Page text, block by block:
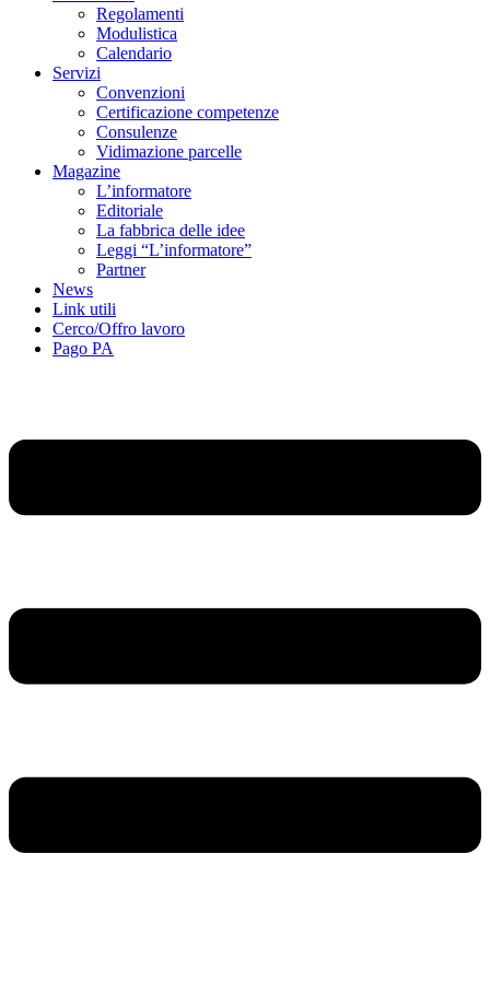
Regolamenti
Modulistica
Calendario
Servizi
Convenzioni
Certificazione competenze
Consulenze
Vidimazione parcelle
Magazine
L’informatore
Editoriale
La fabbrica delle idee
Leggi “L’informatore”
Partner
News
Link utili
Cerco/Offro lavoro
Pago PA